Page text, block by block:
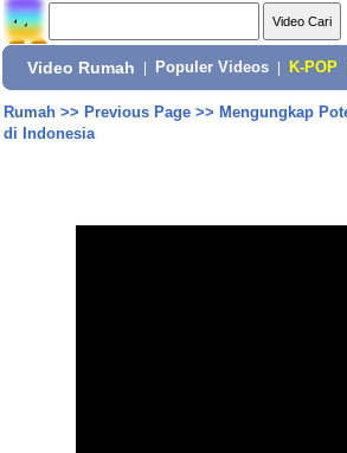
Video Rumah Populer Videos K-POP
Rumah>> Previous Page>> Mengungkap
di Indonesia